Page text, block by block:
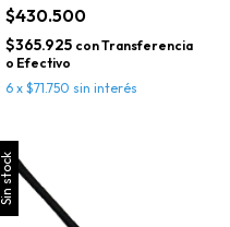
$430.500
$365.925 conTransferencia
o Efectivo
6 x $71.750 sin interés
Sin stock